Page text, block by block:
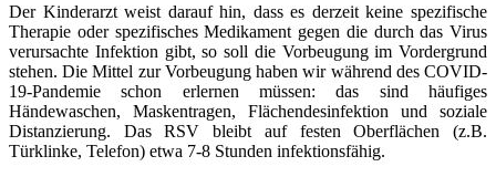
Der Kinderarzt weist darauf hin, dass es derzeit keine spezifische
Therapie oder spezifisches Medikament gegen die durch das Virus
verursachte Infektion gibt, so soll die Vorbeugung im Vordergrund
stehen. Die Mittel zur Vorbeugung haben wir während des COVID-
19-Pandemie schon erlernen müssen: das sind häufiges
Händewaschen, Maskentragen, Flächendesinfektion und soziale
Distanzierung. Das RSV bleibt auf festen Oberflächen (z.B.
Türklinke, Telefon) etwa 7-8 Stunden infektionsfähig.